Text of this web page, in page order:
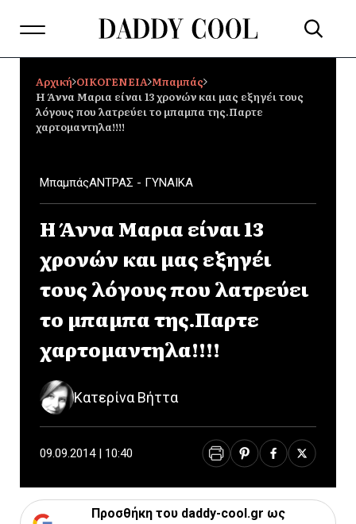
Αρχική ΟΙΚΟΓΕΝΕΙΑ Mπαμπάς
Η Άννα Μαρια είναι 13 χρονών και μας εξηγέι τους
λόγους που λατρεύει το μπαμπα της.Παρτε
χαρτομαντηλα!!!!
MπαμπάςΑΝΤΡΑΣ - ΓΥΝΑΙΚΑ
Η Άννα Μαρια είναι 13
χρονών και μας εξηγέι
τους λόγους που λατρεύει
το μπαμπα της.Παρτε
χαρτομαντηλα!!!!
Κατερίνα Βήττα
09.09.2014 | 10:40
Προσθήκη του daddy-cool.gr ως